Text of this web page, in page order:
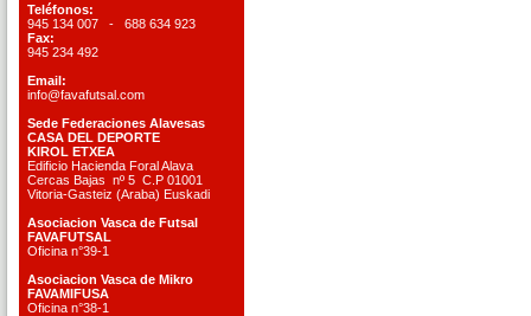
Teléfonos:
945 134 007 - 688 634 923
Fax:
945 234 492
Email:
info@favafutsal.com
Sede Federaciones Alavesas
CASA DEL DEPORTE
KIROL ETXEA
Edificio Hacienda Foral Alava
Cercas Bajas nº 5 C.P 01001
Vitoria-Gasteiz (Araba) Euskadi
Asociacion Vasca de Futsal
FAVAFUTSAL
Oficina n°39-1
Asociacion Vasca de Mikro
FAVAMIFUSA
Oficina n°38-1